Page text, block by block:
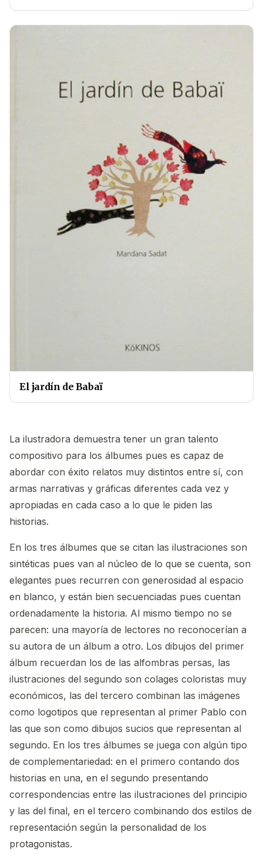
El jardín de Babaï
La ilustradora demuestra tener un gran talento
compositivo para los álbumes pues es capaz de
abordar con éxito relatos muy distintos entre sí, con
armas narrativas y gráficas diferentes cada vez y
apropiadas en cada caso a lo que le piden las
historias.
En los tres álbumes que se citan las ilustraciones son
sintéticas pues van al núcleo de lo que se cuenta, son
elegantes pues recurren con generosidad al espacio
en blanco, y están bien secuenciadas pues cuentan
ordenadamente la historia. Al mismo tiempo no se
parecen: una mayoría de lectores no reconocerían a
su autora de un álbum a otro. Los dibujos del primer
álbum recuerdan los de las alfombras persas, las
ilustraciones del segundo son colages coloristas muy
económicos, las del tercero combinan las imágenes
como logotipos que representan al primer Pablo con
las que son como dibujos sucios que representan al
segundo. En los tres álbumes se juega con algún tipo
de complementariedad: en el primero contando dos
historias en una, en el segundo presentando
correspondencias entre las ilustraciones del principio
y las del final, en el tercero combinando dos estilos de
representación según la personalidad de los
protagonistas.